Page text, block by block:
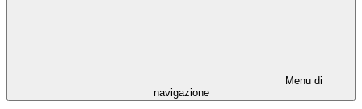
Menu di
navigazione